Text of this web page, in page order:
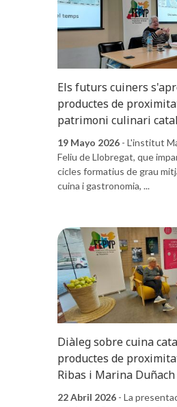
Els futurs cuiners
productes de
patrimoni culinari
19 Mayo 2026 - L'institut
Feliu de Llobregat, que
cicles formatius de grau
cuina i gastronomia, ...
Diàleg sobre cuina
productes de
Ribas i Marina Duñach
22 Abril 2026 - La